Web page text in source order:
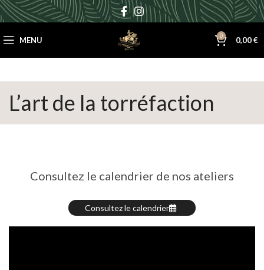
MENU 0 0,00€
L’art de la torréfaction
Consultez le calendrier de nos ateliers
Consultez le calendrier